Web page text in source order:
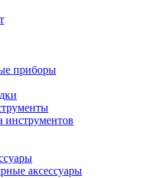
приборы
инструментов
аксессуары